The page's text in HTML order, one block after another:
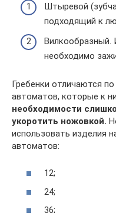
Штыревой
подходящий к
Вилкообразный.
необходимо
Гребенки отличаются
автоматов, которые к
необходимости
укоротить ножовкой.
использовать изделия
автоматов:
12;
24;
36;